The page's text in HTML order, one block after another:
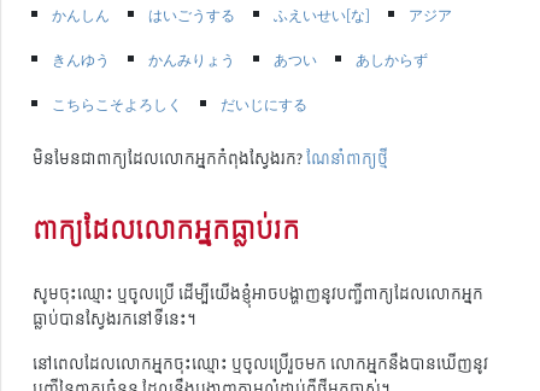
かんしん はいごうする ふえいせい[な]
アジア
きんゆう
かんみりょう あつい
あしからず
こちらこそよろしく
だいじにする
មិនមែនជាពាក្យដែលលោកអ្នកកំពុងស្វែងរក?ណែនាំពាក្យថ្មី
ពាក្យដែលលោកអ្នកធ្លាប់រក
សូមចុះឈ្មោះ ឬចូលប្រើ ដើម្បីយើងខ្ញុំអាចបង្ហាញនូវបញ្ជីពាក្យដែលលោកអ្នក
ធ្លាប់បានស្វែងរកនៅទីនេះ។
នៅពេលដែលលោកអ្នកចុះឈ្មោះ ឬចូលប្រើរួចមក លោកអ្នកនឹងបានឃើញនូវ